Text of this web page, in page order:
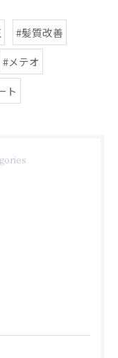
#髪質改善
#メテオ
ト